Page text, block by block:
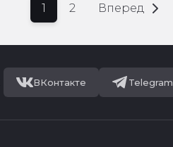
1 2 Вперед
ВКонтакте Telegram